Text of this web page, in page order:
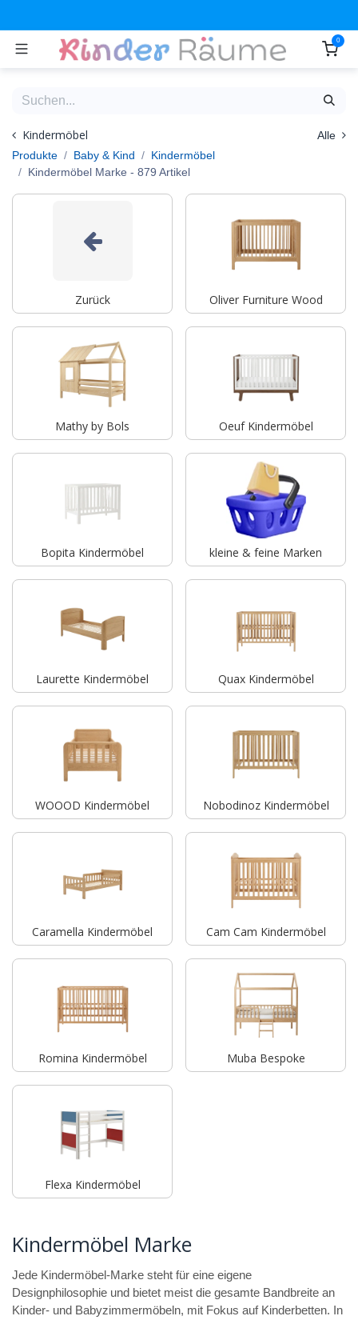
0
Kindermöbel
Alle
Produkte
Baby & Kind
Kindermöbel
Kindermöbel Marke - 879 Artikel
Zurück Oliver Furniture Wood
Mathy by Bols Oeuf Kindermöbel
Bopita Kindermöbel kleine & feine Marken
Laurette Kindermöbel Quax Kindermöbel
WOOOD Kindermöbel Nobodinoz Kindermöbel
Caramella Kindermöbel Cam Cam Kindermöbel
Romina Kindermöbel Muba Bespoke
Flexa Kindermöbel
Kindermöbel Marke
Jede Kindermöbel-Marke steht für eine eigene
Designphilosophie und bietet meist die gesamte Bandbreite an
Kinder- und Babyzimmermöbeln, mit Fokus auf Kinderbetten. In